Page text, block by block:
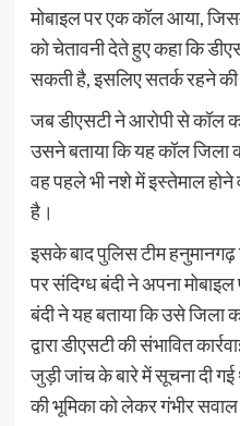
मोबाइल पर एक कॉल आया,
को चेतावनी देते हुए कहा कि
सकती है, इसलिए सतर्क रहने
जब डीएसटी ने आरोपी से कॉल
उसने बताया कि यह कॉल जिला
वह पहले भी नशे में इस्तेमाल होने
है।
इसके बाद पुलिस टीम हनुमानगढ़
पर संदिग्ध बंदी ने अपना
बंदी ने यह बताया कि उसे जिला
द्वारा डीएसटी की संभावित
जुड़ी जांच के बारे में सूचना दी
की भूमिका को लेकर गंभीर